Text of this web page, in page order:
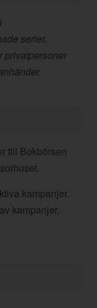
serier,
privatpersoner
till Bokbörsen
kampanjer.
kampanjer,